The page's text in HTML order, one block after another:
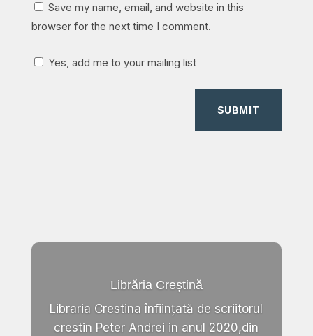
Save my name, email, and website in this
browser for the next time I comment.
Yes, add me to your mailing list
SUBMIT
Librăria Creștină
Libraria Crestina înființată de scriitorul
crestin Peter Andrei in anul 2020,din